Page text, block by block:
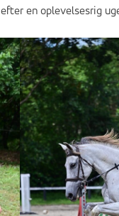
en oplevelsesrig